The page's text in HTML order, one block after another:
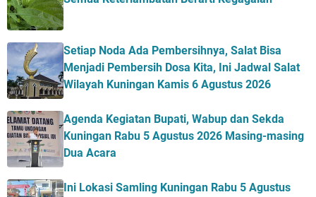
Setiap Noda Ada Pembersihnya, Salat Bisa
Menjadi Pembersih Dosa Kita, Ini Jadwal Salat
Wilayah Kuningan Kamis 6 Agustus 2026
Agenda Kegiatan Bupati, Wabup dan Sekda
Kuningan Rabu 5 Agustus 2026 Masing-masing
Dua Acara
Ini Lokasi Samling Kuningan Rabu 5 Agustus